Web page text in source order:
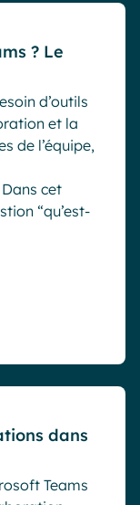
? Le
d’outils
et la
de l’équipe,
cet
“qu’est-
dans
Teams